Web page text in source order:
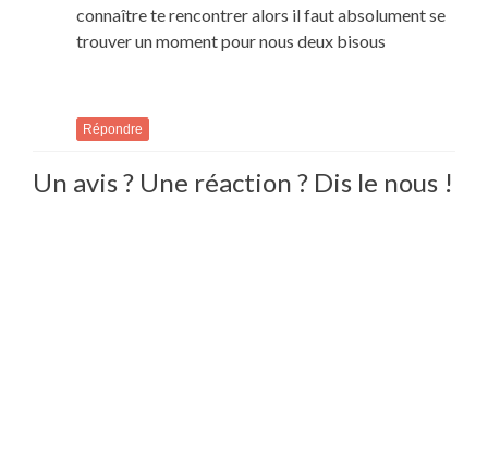
connaître te rencontrer alors il faut absolument se
trouver un moment pour nous deux bisous
Répondre
Un avis ? Une réaction ? Dis le nous !